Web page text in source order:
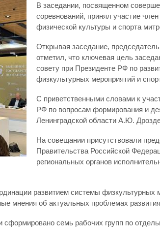
В заседании, посвященном
соревнований, принял участие
физической культуры и спорта
Открывая заседание,
отметил, что ключевая цель
совету при Президенте РФ по
физкультурных мероприятий и
С приветственными словами к
РФ по вопросам формирования и
Ленинградской области А.Ю.
На совещании присутствовали
Правительства Российской
региональных органов
развитием системы физкультурных
мнения об актуальных проблемах
семь рабочих групп по